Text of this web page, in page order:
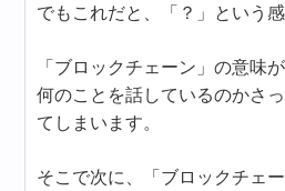
でもこれだと、「？」という感
「ブロックチェーン」の意味
何のことを話しているのかさ
てしまいます。
そこで次に、「ブロックチェ